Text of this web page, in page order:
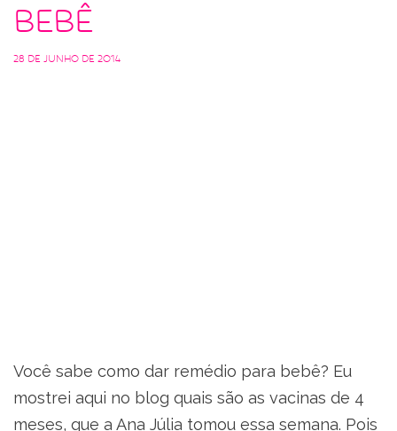
bebê
28 de junho de 2014
Você sabe como dar remédio para bebê? Eu
mostrei aqui no blog quais são as vacinas de 4
meses, que a Ana Júlia tomou essa semana. Pois